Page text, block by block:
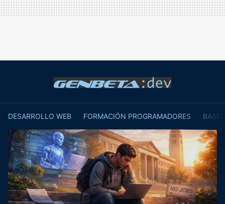
DESARROLLO WEB FORMACIÓN PROGRAMADORES